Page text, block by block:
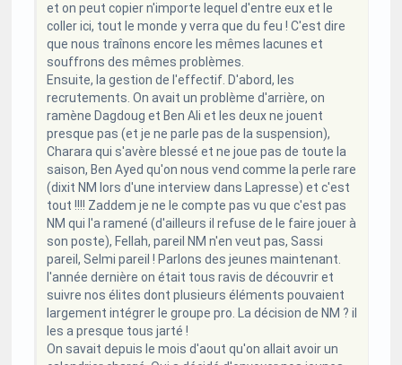
et on peut copier n'importe lequel d'entre eux et le
coller ici, tout le monde y verra que du feu ! C'est dire
que nous traînons encore les mêmes lacunes et
souffrons des mêmes problèmes.
Ensuite, la gestion de l'effectif. D'abord, les
recrutements. On avait un problème d'arrière, on
ramène Dagdoug et Ben Ali et les deux ne jouent
presque pas (et je ne parle pas de la suspension),
Charara qui s'avère blessé et ne joue pas de toute la
saison, Ben Ayed qu'on nous vend comme la perle rare
(dixit NM lors d'une interview dans Lapresse) et c'est
tout !!!! Zaddem je ne le compte pas vu que c'est pas
NM qui l'a ramené (d'ailleurs il refuse de le faire jouer à
son poste), Fellah, pareil NM n'en veut pas, Sassi
pareil, Selmi pareil ! Parlons des jeunes maintenant.
l'année dernière on était tous ravis de découvrir et
suivre nos élites dont plusieurs éléments pouvaient
largement intégrer le groupe pro. La décision de NM ? il
les a presque tous jarté !
On savait depuis le mois d'aout qu'on allait avoir un